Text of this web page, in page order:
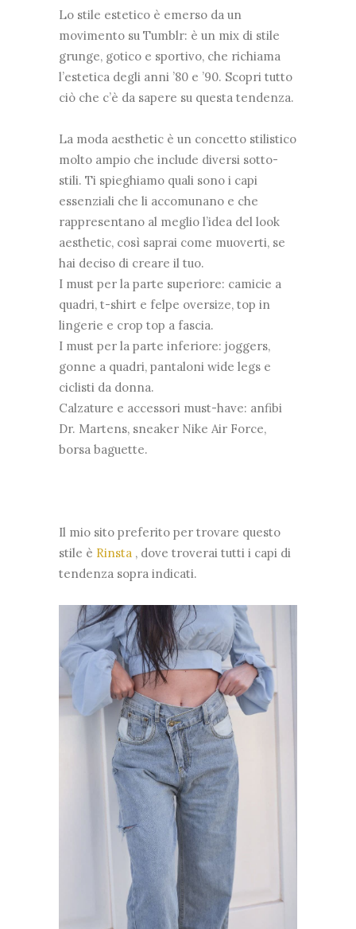
Lo stile estetico è emerso da un
movimento su Tumblr: è un mix di stile
grunge, gotico e sportivo, che richiama
l’estetica degli anni ’80 e ’90. Scopri tutto
ciò che c’è da sapere su questa tendenza.
La moda aesthetic è un concetto stilistico
molto ampio che include diversi sotto-
stili. Ti spieghiamo quali sono i capi
essenziali che li accomunano e che
rappresentano al meglio l’idea del look
aesthetic, così saprai come muoverti, se
hai deciso di creare il tuo.
I must per la parte superiore: camicie a
quadri, t-shirt e felpe oversize, top in
lingerie e crop top a fascia.
I must per la parte inferiore: joggers,
gonne a quadri, pantaloni wide legs e
ciclisti da donna.
Calzature e accessori must-have: anfibi
Dr. Martens, sneaker Nike Air Force,
borsa baguette.
Il mio sito preferito per trovare questo
stile è Rinsta , dove troverai tutti i capi di
tendenza sopra indicati.